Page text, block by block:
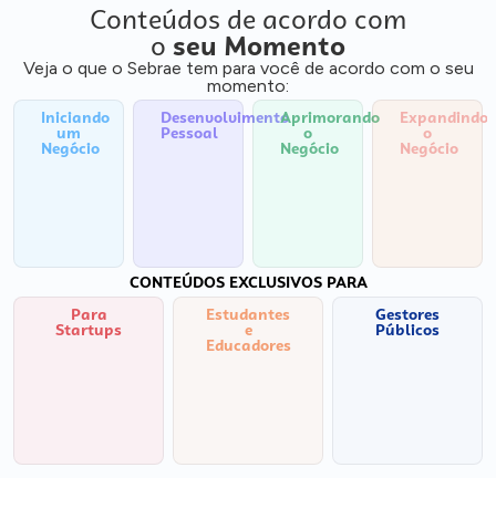
Conteúdos de acordo com
o seu Momento
Veja o que o Sebrae tem para você de acordo com o seu
momento:
Iniciando
um
Negócio
Desenvolvimento
Pessoal
Aprimorando
o
Negócio
Expandindo
o
Negócio
CONTEÚDOS EXCLUSIVOS PARA
Para
Startups
Estudantes
e
Educadores
Gestores
Públicos